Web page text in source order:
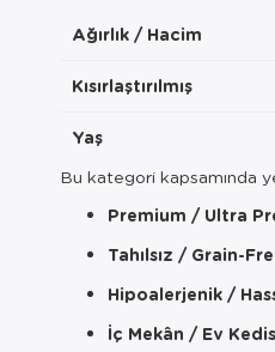
Ağırlık / Hacim
Kısırlaştırılmış
Yaş
Bu kategori kapsamında
Premium / Ultra
Tahılsız / Grain-
Hipoalerjenik /
İç Mekân / Ev